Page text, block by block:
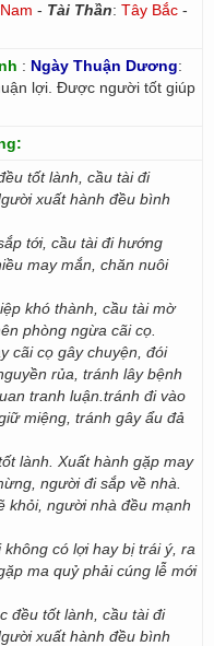
- Tài Thần: Tây Bắc -
: Ngày Thuận Dương:
lợi. Được người tốt giúp
tốt lành, cầu tài đi
xuất hành đều bình
tới, cầu tài đi hướng
may mắn, chăn nuôi
khó thành, cầu tài mờ
phòng ngừa cãi cọ.
cãi cọ gây chuyện, đói
rủa, tránh lây bệnh
tranh luận.tránh đi vào
miệng, tránh gây ẩu đả
lành. Xuất hành gặp may
người đi sắp về nhà.
khỏi, người nhà đều mạnh
không có lợi hay bị trái ý, ra
ma quỷ phải cúng lễ mới
đều tốt lành, cầu tài đi
xuất hành đều bình